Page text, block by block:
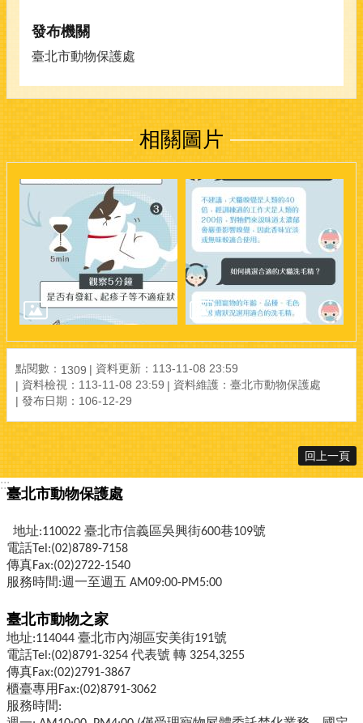
發布機關
臺北市動物保護處
相關圖片
點閱數： 1309
資料更新：113-11-08 23:59
資料檢視：113-11-08 23:59
資料維護：臺北市動物保護處
發布日期：106-12-29
回上一頁
:::
臺北市動物保護處
地址:110022 臺北市信義區吳興街600巷109號
電話Tel:(02)8789-7158
傳真Fax:(02)2722-1540
服務時間:週一至週五 AM09:00-PM5:00
臺北市動物之家
地址:114044 臺北市內湖區安美街191號
電話Tel:(02)8791-3254 代表號 轉 3254,3255
傳真Fax:(02)2791-3867
櫃臺專用Fax:(02)8791-3062
服務時間: